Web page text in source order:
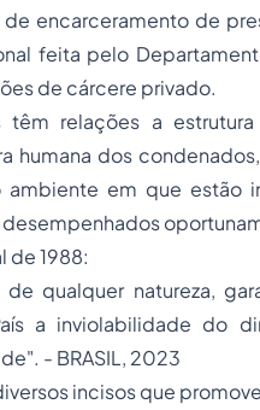
encarceramento de
feita pelo
de cárcere privado.
têm relações a
humana dos
em que estão
de 1988:
qualquer natureza,
a inviolabilidade do
- BRASIL, 2023
incisos que